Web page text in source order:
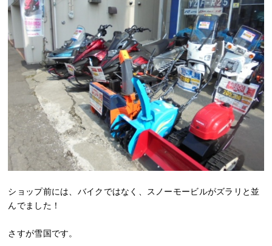
ショップ前には、バイクではなく、スノーモービルがズラリと並
んでました！
さすが雪国です。